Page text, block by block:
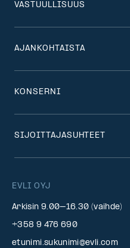
EVLI OYJ
Arkisin 9.00–16.30 (vaihde)
+358 9 476 690
etunimi.sukunimi@evli.com
VASTUULLISUUS
AJANKOHTAISTA
KONSERNI
SIJOITTAJASUHTEET